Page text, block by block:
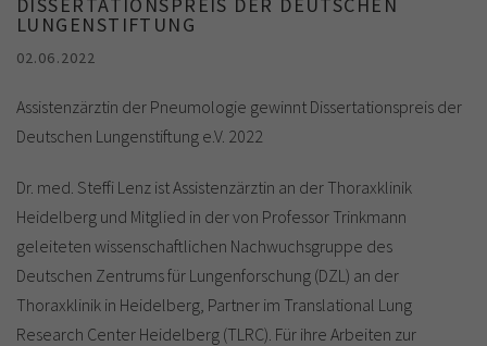
LUNGENSTIFTUNG
02.06.2022
Assistenzärztin der Pneumologie gewinnt Dissertationspreis der
Deutschen Lungenstiftung e.V. 2022
Dr. med. Steffi Lenz ist Assistenzärztin an der Thoraxklinik
Heidelberg und Mitglied in der von Professor Trinkmann
geleiteten wissenschaftlichen Nachwuchsgruppe des
Deutschen Zentrums für Lungenforschung (DZL) an der
Thoraxklinik in Heidelberg, Partner im Translational Lung
Research Center Heidelberg (TLRC). Für ihre Arbeiten zur